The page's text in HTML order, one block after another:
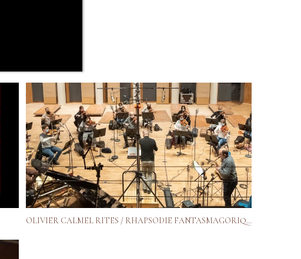
OLIVIER CALMEL RITES / RHAPSODIE FANTASMAGORIQUE SUR DOCTEUR JEKYLL ET M. HYDE